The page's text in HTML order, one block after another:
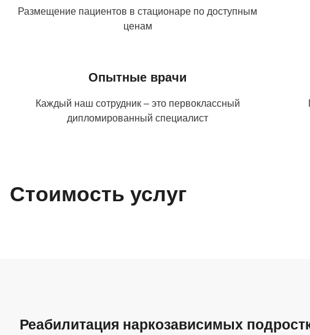
Размещение пациентов в стационаре по доступным
ценам
Опытные врачи
Каждый наш сотрудник – это первоклассный
дипломированный специалист
Стоимость услуг
Реабилитация наркозависимых